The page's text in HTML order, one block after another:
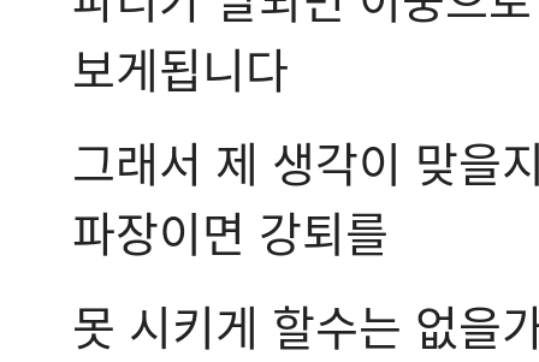
보게됩니다
그래서 제 생각이 맞을
파장이면 강퇴를
못 시키게 할수는 없을